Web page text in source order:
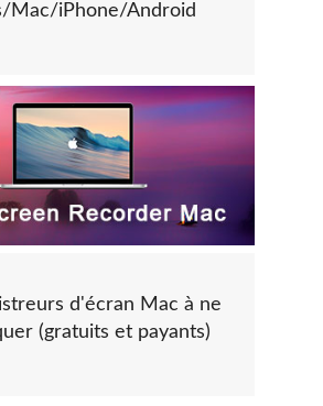
Mac/iPhone/Android
d'écran Mac à ne
(gratuits et payants)